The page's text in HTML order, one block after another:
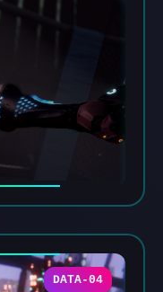
DATA-04